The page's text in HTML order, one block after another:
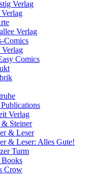
Verlag
Verlag
Comics
Verlag
Comics
Verlag
& Steiner
& Leser
& Leser: Alles Gute!
Turm
Books
Crow